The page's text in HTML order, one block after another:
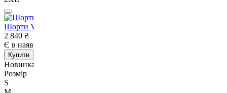
Шорти Venum Stealth Training Shorts Khaki/Dark Green-S
2 840 ₴
Є в наявності
Купити
Новинка
Розмір
S